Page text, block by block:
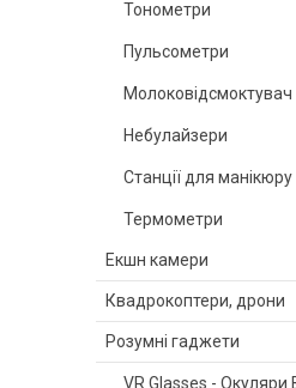
Тонометри
Пульсометри
Молоковідсмоктувач
Небулайзери
Станції для манікюру
Термометри
Екшн камери
Квадрокоптери, дрони
Розумні гаджети
VR Glasses - Окуляри